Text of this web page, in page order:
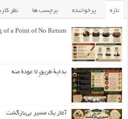
تازه پرخواننده برچسب ها نظر
of a Point of No Return
بداية طريقٍ لا عودة منه
آغاز یک مسیر بی‌بازگشت